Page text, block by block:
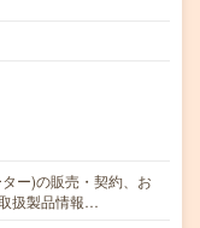
ー)の販売・契約、お
扱製品情報…